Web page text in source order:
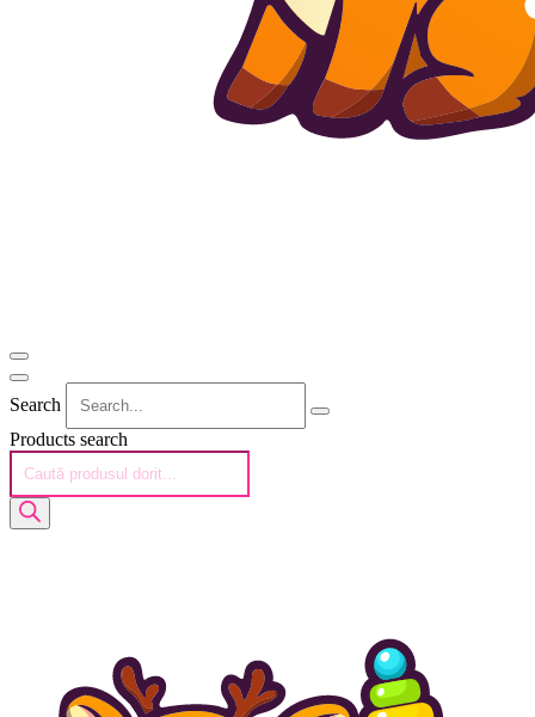
Search
Products search